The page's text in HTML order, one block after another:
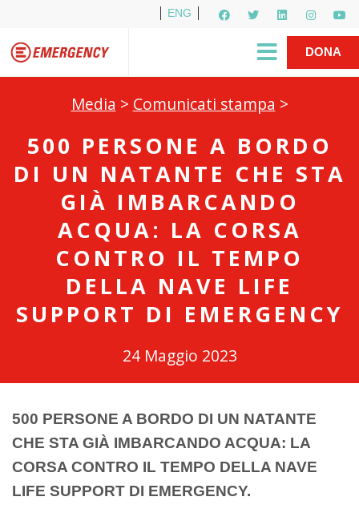
ENG
R1PUD1A
DONA
Media > Comunicati stampa >
500 PERSONE A BORDO
DI UN NATANTE CHE STA
GIÀ IMBARCANDO
ACQUA: LA CORSA
CONTRO IL TEMPO
DELLA NAVE LIFE
SUPPORT DI EMERGENCY
24 Maggio 2023
500 PERSONE A BORDO DI UN NATANTE
CHE STA GIÀ IMBARCANDO ACQUA: LA
CORSA CONTRO IL TEMPO DELLA NAVE
LIFE SUPPORT DI EMERGENCY.